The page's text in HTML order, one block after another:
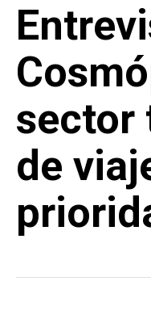
sector
de